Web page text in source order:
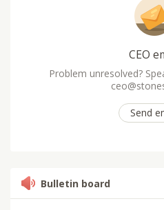
CEO
Problem unresolved?
Send
Bulletin board